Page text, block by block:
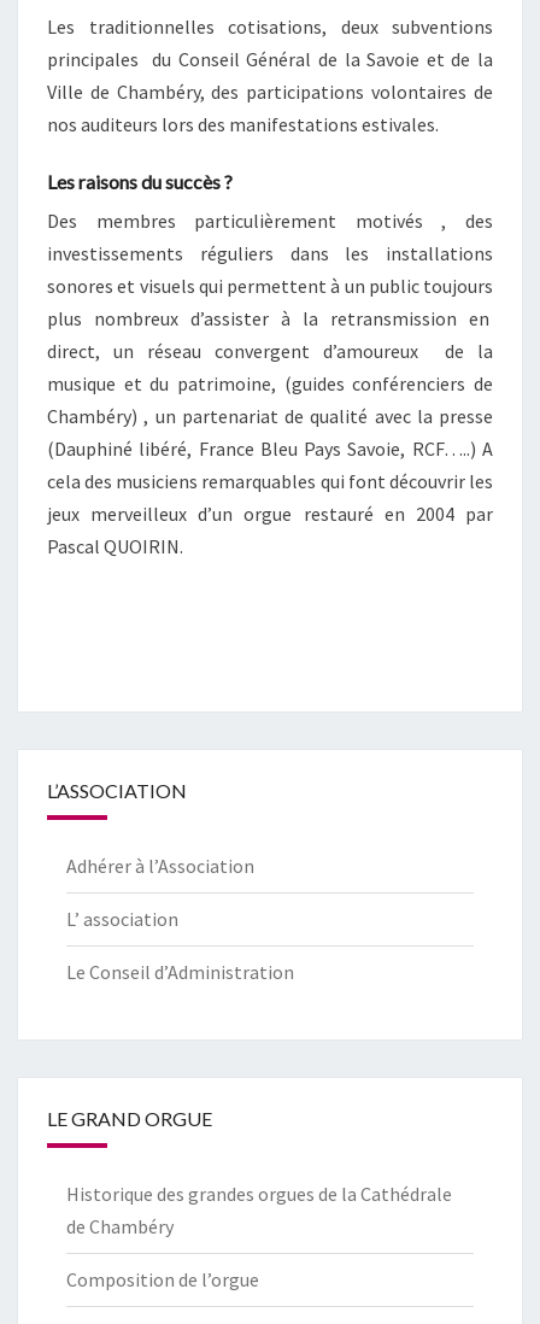
Les traditionnelles cotisations, deux subventions
principales du Conseil Général de la Savoie et de la
Ville de Chambéry, des participations volontaires de
nos auditeurs lors des manifestations estivales.
Les raisons du succès ?
Des membres particulièrement motivés , des
investissements réguliers dans les installations
sonores et visuels qui permettent à un public toujours
plus nombreux d’assister à la retransmission en
direct, un réseau convergent d’amoureux de la
musique et du patrimoine, (guides conférenciers de
Chambéry) , un partenariat de qualité avec la presse
(Dauphiné libéré, France Bleu Pays Savoie, RCF…..) A
cela des musiciens remarquables qui font découvrir les
jeux merveilleux d’un orgue restauré en 2004 par
Pascal QUOIRIN.
L’ASSOCIATION
Adhérer à l’Association
L’ association
Le Conseil d’Administration
LE GRAND ORGUE
Historique des grandes orgues de la Cathédrale
de Chambéry
Composition de l’orgue